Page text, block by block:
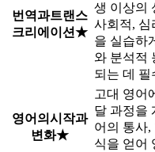
번역과트랜스
크리에이션★
생 이상의
사회적, 심
을 실습하
와 분석적
되는 데
영어의시작과
변화★
고대 영어
달 과정을
어의 통사,
식을 얻어